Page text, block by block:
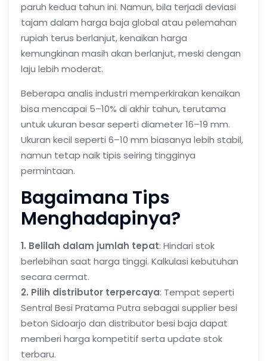
paruh kedua tahun ini. Namun, bila terjadi deviasi
tajam dalam harga baja global atau pelemahan
rupiah terus berlanjut, kenaikan harga
kemungkinan masih akan berlanjut, meski dengan
laju lebih moderat.
Beberapa analis industri memperkirakan kenaikan
bisa mencapai 5–10% di akhir tahun, terutama
untuk ukuran besar seperti diameter 16–19 mm.
Ukuran kecil seperti 6–10 mm biasanya lebih stabil,
namun tetap naik tipis seiring tingginya
permintaan.
Bagaimana Tips
Menghadapinya?
1. Belilah dalam jumlah tepat: Hindari stok
berlebihan saat harga tinggi. Kalkulasi kebutuhan
secara cermat.
2. Pilih distributor terpercaya: Tempat seperti
Sentral Besi Pratama Putra sebagai supplier besi
beton Sidoarjo dan distributor besi baja dapat
memberi harga kompetitif serta update stok
terbaru.